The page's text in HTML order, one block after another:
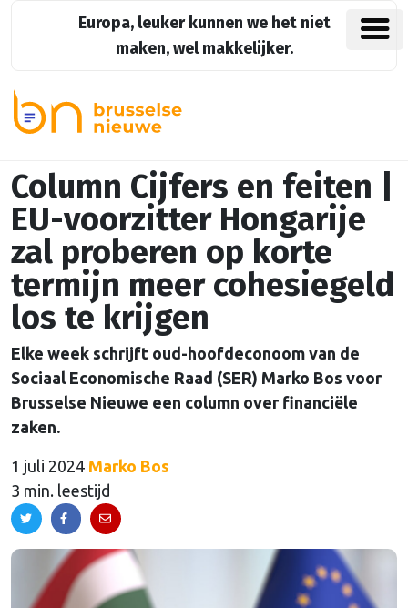
Europa, leuker kunnen we het niet
maken, wel makkelijker.
Column Cijfers en feiten |
EU-voorzitter Hongarije
zal proberen op korte
termijn meer cohesiegeld
los te krijgen
Elke week schrijft oud-hoofdeconoom van de
Sociaal Economische Raad (SER) Marko Bos voor
Brusselse Nieuwe een column over financiële
zaken.
1 juli 2024 Marko Bos
3 min. leestijd